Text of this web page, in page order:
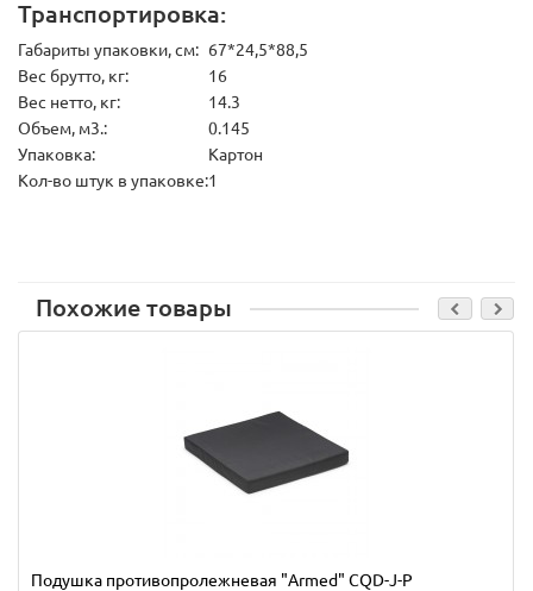
Транспортировка:
Габариты упаковки, см: 67*24,5*88,5
Вес брутто, кг:
16
Вес нетто, кг:
14.3
Объем, м3.:
0.145
Упаковка:
Картон
Кол-во штук в упаковке:1
Похожие товары
Подушка противопролежневая "Armed" CQD-J-P